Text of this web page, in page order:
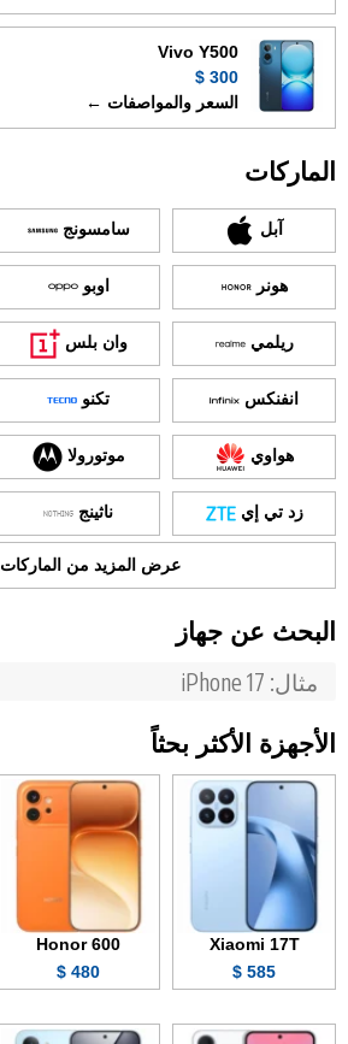
Vivo Y500
300 $
السعر والمواصفات ←
الماركات
آبل سامسونج
هونر اوبو
ريلمي وان بلس
انفنكس تكنو
هواوي موتورولا
زد تي إي ناثينج
عرض المزيد من الماركات
البحث عن جهاز
الأجهزة الأكثر بحثاً
Xiaomi 17T
585 $
Honor 600
480 $